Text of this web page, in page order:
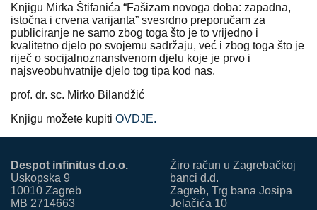
Knjigu Mirka Štifanića “Fašizam novoga doba: zapadna,
istočna i crvena varijanta” svesrdno preporučam za
publiciranje ne samo zbog toga što je to vrijedno i
kvalitetno djelo po svojemu sadržaju, već i zbog toga što je
riječ o socijalnoznanstvenom djelu koje je prvo i
najsveobuhvatnije djelo tog tipa kod nas.
prof. dr. sc. Mirko Bilandžić
Knjigu možete kupiti OVDJE.
Despot infinitus d.o.o.
Uskopska 9
10010 Zagreb
MB 2714663
Žiro račun u Zagrebačkoj
banci d.d.
Zagreb, Trg bana Josipa
Jelačića 10